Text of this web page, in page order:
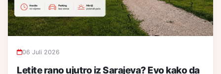
06 Juli 2026
Letite rano ujutro iz Sarajeva? Evo kako da